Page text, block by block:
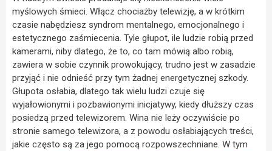
myślowych śmieci. Włącz chociażby telewizję, a w krótkim
czasie nabędziesz syndrom mentalnego, emocjonalnego i
estetycznego zaśmiecenia. Tyle głupot, ile ludzie robią przed
kamerami, niby dlatego, że to, co tam mówią albo robią,
zawiera w sobie czynnik prowokujący, trudno jest w zasadzie
przyjąć i nie odnieść przy tym żadnej energetycznej szkody.
Głupota osłabia, dlatego tak wielu ludzi czuje się
wyjałowionymi i pozbawionymi inicjatywy, kiedy dłuższy czas
posiedzą przed telewizorem. Wina nie leży oczywiście po
stronie samego telewizora, a z powodu osłabiających treści,
jakie często są za jego pomocą rozpowszechniane. W tym